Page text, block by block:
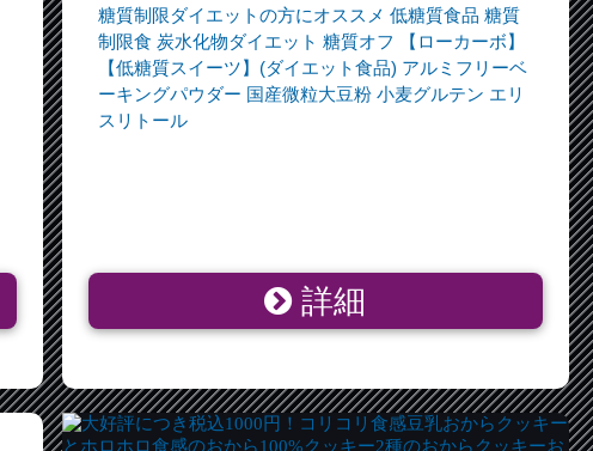
糖質制限ダイエットの方にオススメ 低糖質食品 糖質
制限食 炭水化物ダイエット 糖質オフ 【ローカーボ】
【低糖質スイーツ】(ダイエット食品) アルミフリーベ
ーキングパウダー 国産微粒大豆粉 小麦グルテン エリ
スリトール
詳細